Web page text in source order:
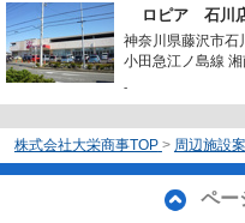
ロピア 石川
神奈川県藤沢市石
小田急江ノ島線
-
株式会社大栄商事TOP > 周辺施設
ペー